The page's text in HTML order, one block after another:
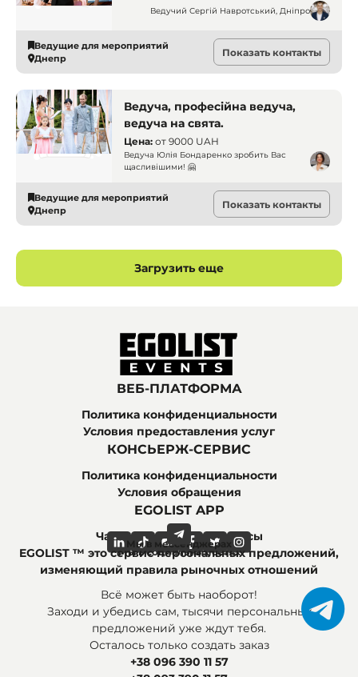
Ведучий Сергій Навротський, Дніпро
Ведущие для мероприятий
Днепр
Показать контакты
Ведуча, професійна ведуча,
ведуча на свята.
Цена: от 9000 UAH
Ведуча Юлія Бондаренко зробить Вас
щасливішими! 🤗
Ведущие для мероприятий
Днепр
Показать контакты
Загрузить еще
ВЕБ-ПЛАТФОРМА
Политика конфиденциальности
Условия предоставления услуг
КОНСЬЕРЖ-СЕРВИС
Политика конфиденциальности
Условия обращения
EGOLIST APP
Часто задаваемые вопросы
Мы в социальных сетях
Мы в мессенджерах
EGOLIST ™ это сервис персональных предложений,
изменяющий правила рыночных отношений
Всё может быть наоборот!
Заходи и убедись сам, тысячи персональных
предложений уже ждут тебя.
Осталось только создать заказ
+38 096 390 11 57